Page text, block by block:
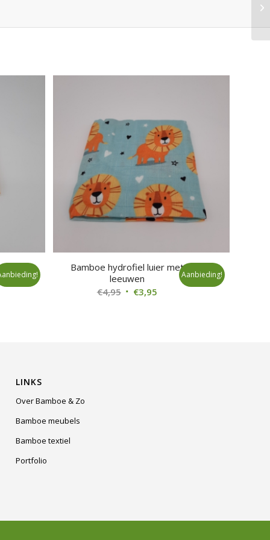
Bamboe hydrofiel luier met
leeuwen
€4,95 Oorspronkelijke
€3,95Huidige
Aanbieding!
LINKS
Over Bamboe & Zo
Bamboe meubels
Bamboe textiel
Portfolio